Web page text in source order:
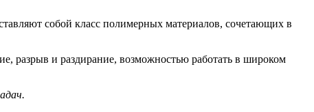
собой класс полимерных материалов, сочетающих в
разрыв и раздирание, возможностью работать в широком